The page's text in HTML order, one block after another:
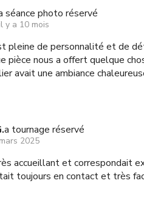
séance photo réservé
il y a 10 mois
pleine de personnalité et de
pièce nous a offert quelque
avait une ambiance
à la caméra. Robert
à ce que tout se passe
a tournage réservé
mars 2025
accueillant et correspondait
toujours en contact et très